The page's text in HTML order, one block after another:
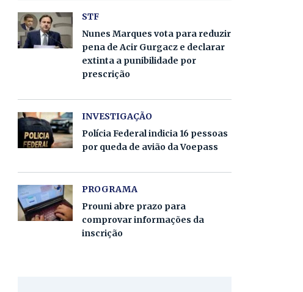
STF
Nunes Marques vota para reduzir
pena de Acir Gurgacz e declarar
extinta a punibilidade por
prescrição
INVESTIGAÇÃO
Polícia Federal indicia 16 pessoas
por queda de avião da Voepass
PROGRAMA
Prouni abre prazo para
comprovar informações da
inscrição